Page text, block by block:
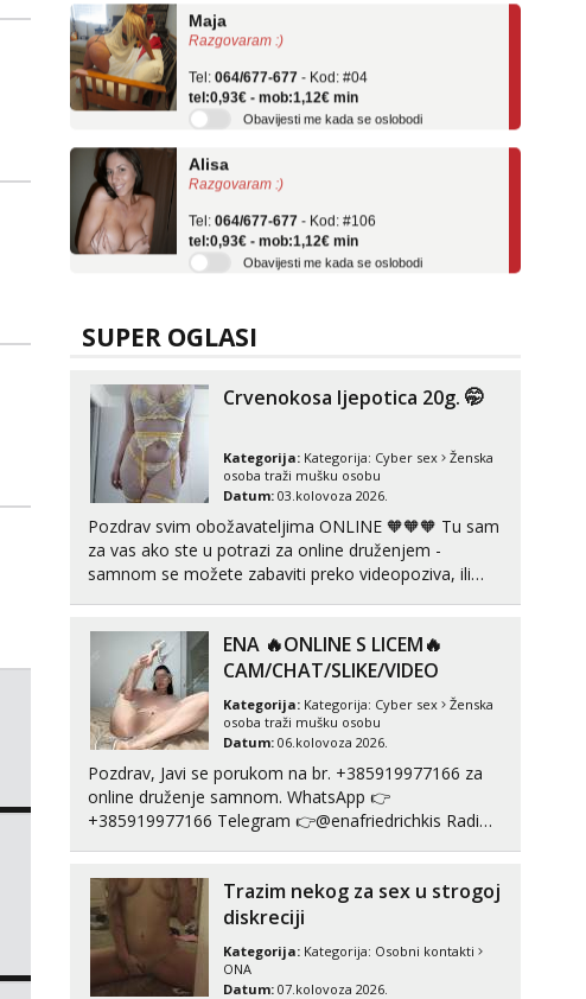
Razgovaram :)
064/677-677
tel:0,93€ - mob:1,12€ min
Obavijesti me kada se oslobodi
Razgovaram :)
064/677-677
tel:0,93€ - mob:1,12€ min
Obavijesti me kada se oslobodi
Tel:064/677-677
Čekam tvoj poziv!
064/677-677 - Kod: #142
tel:0,93€ - mob:1,12€ min
Lucija
Razgovaram :)
Tel:064/677-677- Kod: #136
tel:0,93€ - mob:1,12€ min
Obavijesti me kada se oslobodi
Liliana
Razgovaram :)
Tel: 064/677-677- Kod: #69
tel:0,93€ - mob:1,12€ min
Obavijesti me kada se oslobodi
Tel: 064/677-677- Kod: #53
tel:0,93€ - mob:1,12€ min
Maja
Razgovaram :)
SUPER OGLASI
Crvenokosa ljepotica 20g. 🤭
Kategorija: Kategorija: Cyber sex
Ženska
osoba traži mušku osobu
Datum: 03.kolovoza 2026.
Pozdrav svim obožavateljima ONLINE 🧡🧡🧡 Tu sam
za vas ako ste u potrazi za online druženjem -
samnom se možete zabaviti preko videopoziva, ili
tipkanja uz slike i hot line pozive. Za vas sam
pripremila ...
ENA 🔥ONLINE S LICEM🔥
CAM/CHAT/SLIKE/VIDEO
Kategorija: Kategorija: Cyber sex
Ženska
osoba traži mušku osobu
Datum: 06.kolovoza 2026.
Pozdrav, Javi se porukom na br. +385919977166 za
online druženje samnom. WhatsApp 👉
+385919977166 Telegram 👉@enafriedrichkis Radim
štikle, samostojeće itd. Nudim svakakva videa seksa,
puš...
Trazim nekog za sex u strogoj
diskreciji
Kategorija: Kategorija: Osobni kontakti
ONA
Datum: 07.kolovoza 2026.